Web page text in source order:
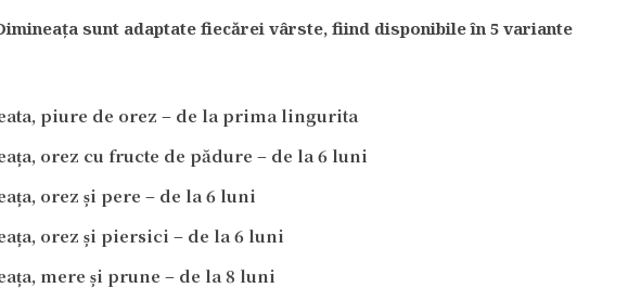
sunt adaptate fiecărei vârste, fiind disponibile în 5 variante
piure de orez – de la prima lingurita
orez cu fructe de pădure – de la 6 luni
orez și pere – de la 6 luni
orez și piersici – de la 6 luni
mere și prune – de la 8 luni